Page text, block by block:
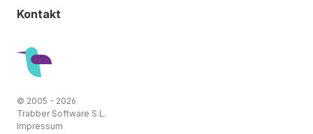
Kontakt
© 2005 - 2026
Trabber Software S.L.
Impressum